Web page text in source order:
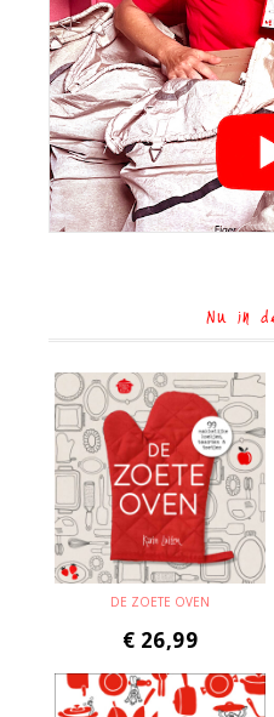
Nu in
DE ZOETE OVEN
€ 26,99